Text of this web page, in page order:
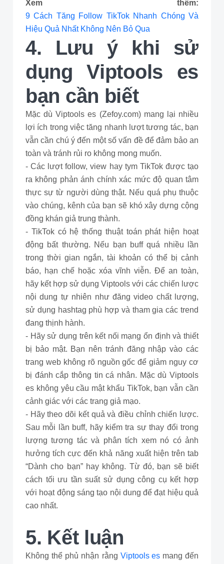
Xem thêm:
9 Cách Tăng Follow TikTok Nhanh Chóng Và
Hiệu Quả Nhất Không Nên Bỏ Qua
4. Lưu ý khi sử
dụng Viptools es
bạn cần biết
Mặc dù Viptools es (Zefoy.com) mang lại nhiều
lợi ích trong việc tăng nhanh lượt tương tác, bạn
vẫn cần chú ý đến một số vấn đề để đảm bảo an
toàn và tránh rủi ro không mong muốn.
- Các lượt follow, view hay tym TikTok được tạo
ra không phản ánh chính xác mức độ quan tâm
thực sự từ người dùng thật. Nếu quá phụ thuộc
vào chúng, kênh của bạn sẽ khó xây dựng cộng
đồng khán giả trung thành.
- TikTok có hệ thống thuật toán phát hiện hoạt
động bất thường. Nếu bạn buff quá nhiều lần
trong thời gian ngắn, tài khoản có thể bị cảnh
báo, hạn chế hoặc xóa vĩnh viễn. Để an toàn,
hãy kết hợp sử dụng Viptools với các chiến lược
nội dung tự nhiên như đăng video chất lượng,
sử dụng hashtag phù hợp và tham gia các trend
đang thịnh hành.
- Hãy sử dụng trên kết nối mạng ổn định và thiết
bị bảo mật. Bạn nên tránh đăng nhập vào các
trang web không rõ nguồn gốc để giảm nguy cơ
bị đánh cắp thông tin cá nhân. Mặc dù Viptools
es không yêu cầu mật khẩu TikTok, bạn vẫn cần
cảnh giác với các trang giả mạo.
- Hãy theo dõi kết quả và điều chỉnh chiến lược.
Sau mỗi lần buff, hãy kiểm tra sự thay đổi trong
lượng tương tác và phân tích xem nó có ảnh
hưởng tích cực đến khả năng xuất hiện trên tab
“Dành cho bạn” hay không. Từ đó, bạn sẽ biết
cách tối ưu tần suất sử dụng công cụ kết hợp
với hoạt động sáng tạo nội dung để đạt hiệu quả
cao nhất.
5. Kết luận
Không thể phủ nhận rằng Viptools esmang đến